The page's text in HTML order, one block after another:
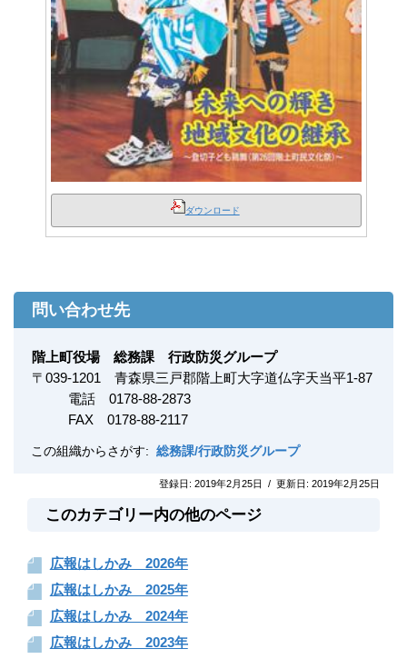
ダウンロード
問い合わせ先
階上町役場 総務課 行政防災グループ
〒 039-1201
青森県三戸郡階上町大字道仏字天当平1-87
電話 0178-88-2873
FAX 0178-88-2117
この組織からさがす: 総務課/行政防災グループ
登録日: 2019年2月25日 / 更新日: 2019年2月25日
このカテゴリー内の他のページ
広報はしかみ 2026年
広報はしかみ 2025年
広報はしかみ 2024年
広報はしかみ 2023年